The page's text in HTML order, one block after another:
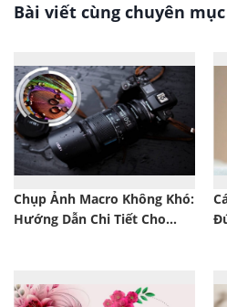
Bài viết cùng chuyên mục
Chụp Ảnh Macro Không Khó:
Hướng Dẫn Chi Tiết Cho